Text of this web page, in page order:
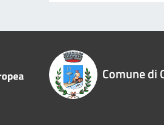
Comune di